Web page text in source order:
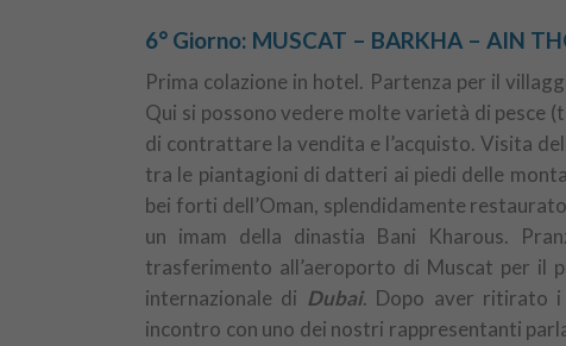
6° Giorno: MUSCAT – BARKHA – AIN
Prima colazione in hotel. Partenza per il
Qui si possono vedere molte varietà di pesce
di contrattare la vendita e l’acquisto. Visita
tra le piantagioni di datteri ai piedi delle
bei forti dell’Oman, splendidamente
un imam della dinastia Bani Kharous.
trasferimento all’aeroporto di Muscat per il
internazionale di Dubai. Dopo aver ritirato i
incontro con uno dei nostri rappresentanti